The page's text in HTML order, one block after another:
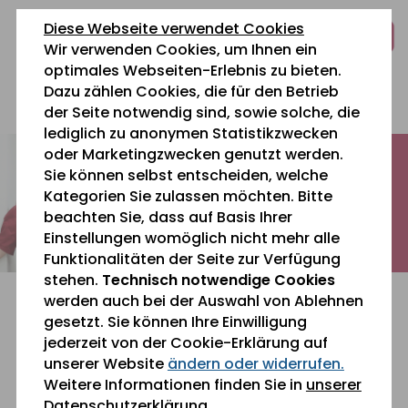
Diese Webseite verwendet Cookies
Wir verwenden Cookies, um Ihnen ein
optimales Webseiten-Erlebnis zu bieten.
Dazu zählen Cookies, die für den Betrieb
der Seite notwendig sind, sowie solche, die
lediglich zu anonymen Statistikzwecken
oder Marketingzwecken genutzt werden.
Sie können selbst entscheiden, welche
Kategorien Sie zulassen möchten. Bitte
beachten Sie, dass auf Basis Ihrer
Einstellungen womöglich nicht mehr alle
Funktionalitäten der Seite zur Verfügung
stehen. Technisch notwendige Cookies
werden auch bei der Auswahl von Ablehnen
gesetzt. Sie können Ihre Einwilligung
jederzeit von der Cookie-Erklärung auf
unserer Website ändern oder widerrufen.
Weitere Informationen finden Sie in unserer
zum
Inhalt
springen
zur
Navigation
springen
zum
Fußbereich
springen
0 26 42 40 60